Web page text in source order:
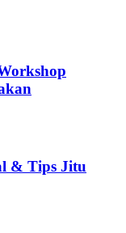
& Tips Jitu